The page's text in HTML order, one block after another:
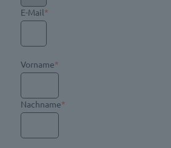
E-Mail*
Vorname*
Nachname*